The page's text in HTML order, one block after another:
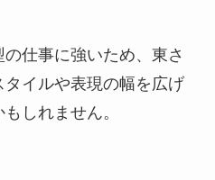
仕事に強いため、東さ
イルや表現の幅を広げ
しれません。